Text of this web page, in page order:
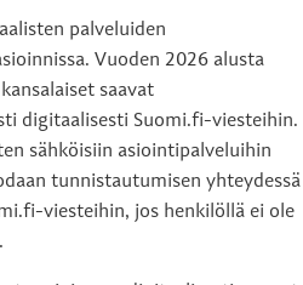
palveluiden
Vuoden 2026 alusta
saavat
digitaalisesti Suomi.fi-viesteihin.
sähköisiin asiointipalveluihin
tunnistautumisen yhteydessä
viesteihin, jos henkilöllä ei ole